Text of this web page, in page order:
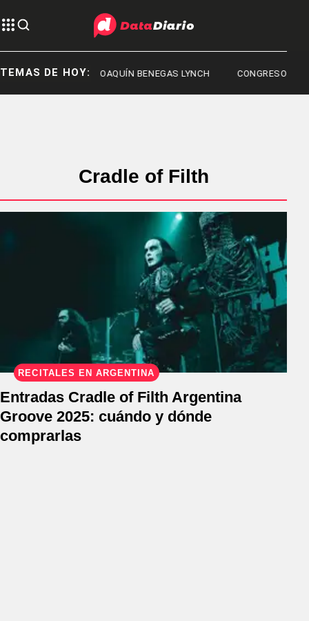
TEMAS DE HOY: JOAQUÍN BENEGAS LYNCH CONGRESO
Cradle of Filth
RECITALES EN ARGENTINA
Entradas Cradle of Filth Argentina
Groove 2025: cuándo y dónde
comprarlas